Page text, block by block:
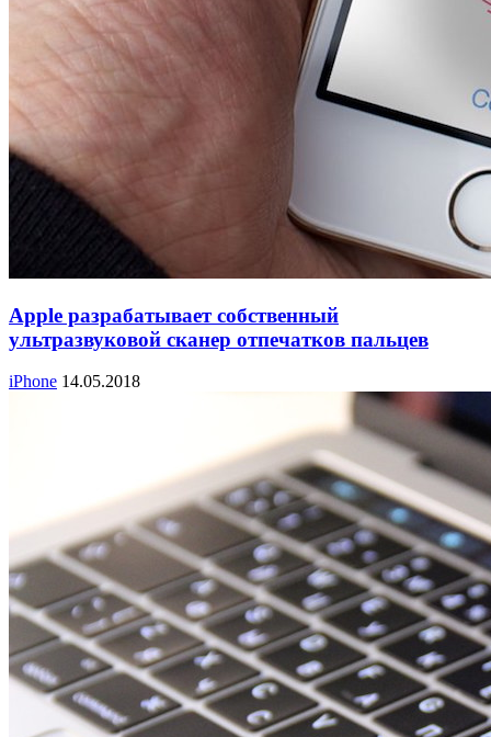
Apple разрабатывает собственный
ультразвуковой сканер отпечатков пальцев
iPhone 14.05.2018